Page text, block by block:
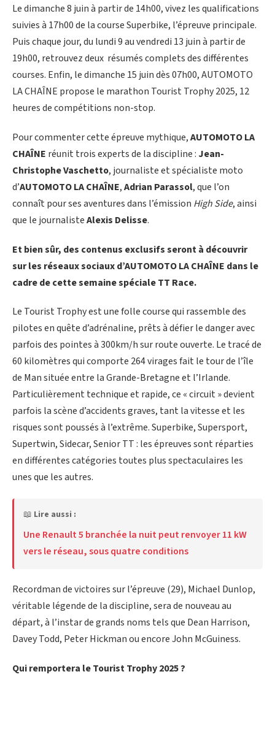
Le dimanche 8 juin à partir de 14h00, vivez les qualifications
suivies à 17h00 de la course Superbike, l’épreuve principale.
Puis chaque jour, du lundi 9 au vendredi 13 juin à partir de
19h00, retrouvez deux résumés complets des différentes
courses. Enfin, le dimanche 15 juin dès 07h00, AUTOMOTO
LA CHAÎNE propose le marathon Tourist Trophy 2025, 12
heures de compétitions non-stop.
Pour commenter cette épreuve mythique,AUTOMOTO LA
CHAÎNE réunit trois experts de la discipline : Jean-
Christophe Vaschetto, journaliste et spécialiste moto
d’AUTOMOTO LA CHAÎNE,Adrian Parassol, que l’on
connaît pour ses aventures dans l’émission High Side, ainsi
que le journalisteAlexis Delisse.
Et bien sûr, des contenus exclusifs seront à découvrir
sur les réseaux sociaux d’AUTOMOTO LA CHAÎNE dans le
cadre de cette semaine spéciale TT Race.
Le Tourist Trophy est une folle course qui rassemble des
pilotes en quête d’adrénaline, prêts à défier le danger avec
parfois des pointes à 300km/h sur route ouverte. Le tracé de
60 kilomètres qui comporte 264 virages fait le tour de l’île
de Man située entre la Grande-Bretagne et l’Irlande.
Particulièrement technique et rapide, ce « circuit » devient
parfois la scène d’accidents graves, tant la vitesse et les
risques sont poussés à l’extrême. Superbike, Supersport,
Supertwin, Sidecar, Senior TT : les épreuves sont réparties
en différentes catégories toutes plus spectaculaires les
unes que les autres.
📖 Lire aussi :
Une Renault 5 branchée la nuit peut renvoyer 11 kW
vers le réseau, sous quatre conditions
Recordman de victoires sur l’épreuve (29), Michael Dunlop,
véritable légende de la discipline, sera de nouveau au
départ, à l’instar de grands noms tels que Dean Harrison,
Davey Todd, Peter Hickman ou encore John McGuiness.
Qui remportera le Tourist Trophy 2025 ?